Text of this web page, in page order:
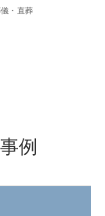
・直葬
例